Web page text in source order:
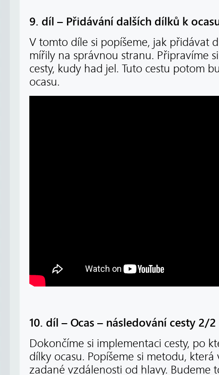
9. díl – Přidávání dalších dílků k
V tomto díle si popíšeme, jak přidávat
mířily na správnou stranu. Připravíme
cesty, kudy had jel. Tuto cestu potom
ocasu.
10. díl – Ocas – následování cesty 2/2
Dokončíme si implementaci cesty, po
dílky ocasu. Popíšeme si metodu,
zadané vzdálenosti od hlavy. Budeme